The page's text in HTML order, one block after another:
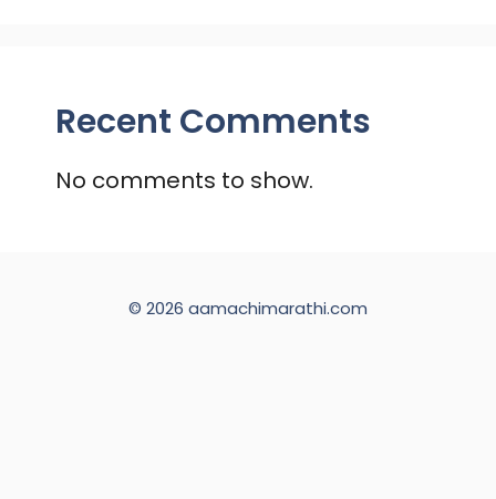
Recent Comments
No comments to show.
© 2026 aamachimarathi.com